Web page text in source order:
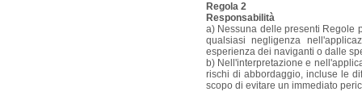
Regola 2
Responsabilità
a) Nessuna delle presenti Regole
qualsiasi negligenza
esperienza dei naviganti o dalle
b) Nell'interpretazione e
rischi di abbordaggio, incluse le
scopo di evitare un immediato